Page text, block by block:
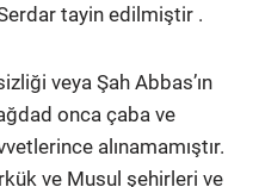
tayin edilmiştir .
veya Şah Abbas’ın
onca çaba ve
alınamamıştır.
ve Musul şehirleri ve